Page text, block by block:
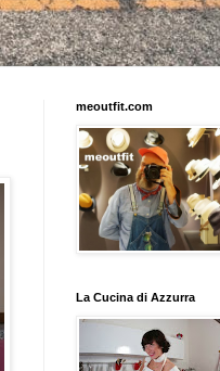
meoutfit.com
La Cucina di Azzurra